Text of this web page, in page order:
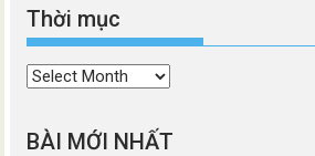
Thời mục
Thời
BÀI MỚI NHẤT